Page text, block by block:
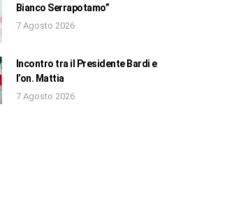
Bianco Serrapotamo”
7 Agosto 2026
Incontro tra il Presidente Bardi e
l’on. Mattia
7 Agosto 2026